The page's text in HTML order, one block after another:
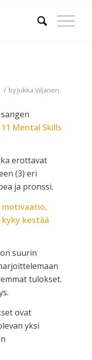
/ byJukka Viljanen
Mental Skills
erottavat
(3) eri
ja pronssi.
motivaatio,
kestää
suurin
tulokset.
ovat
yksi